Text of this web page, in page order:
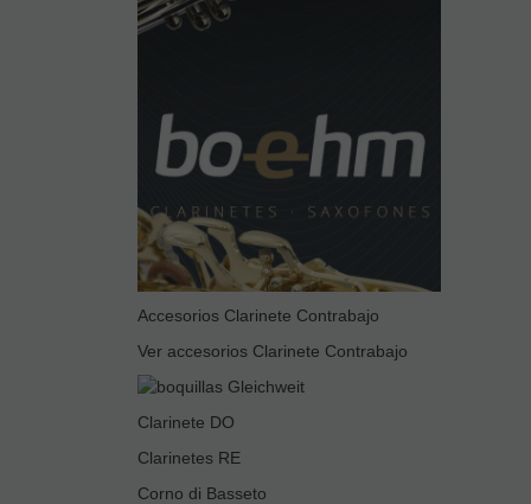
Accesorios Clarinete Contrabajo
Ver accesorios Clarinete Contrabajo
Clarinete DO
Clarinetes RE
Corno di Basseto